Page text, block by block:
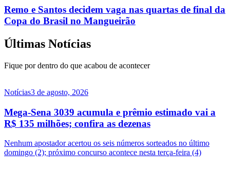
Remo e Santos decidem vaga nas quartas de final da
Copa do Brasil no Mangueirão
Últimas Notícias
Fique por dentro do que acabou de acontecer
Notícias3 de agosto, 2026
Mega-Sena 3039 acumula e prêmio estimado vai a
R$ 135 milhões; confira as dezenas
Nenhum apostador acertou os seis números sorteados no último
domingo (2); próximo concurso acontece nesta terça-feira (4)